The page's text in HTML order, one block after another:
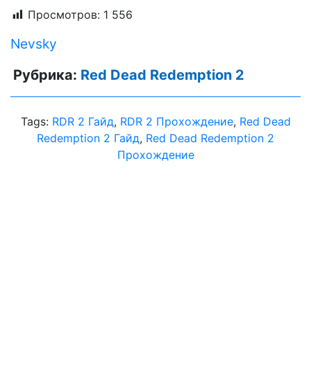
Просмотров: 1 556
Nevsky
Рубрика: Red Dead Redemption 2
Tags: RDR 2 Гайд, RDR 2 Прохождение, Red Dead
Redemption 2 Гайд, Red Dead Redemption 2
Прохождение